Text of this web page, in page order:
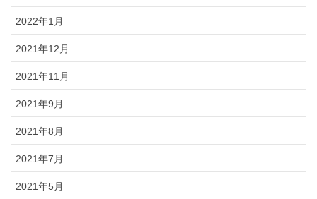
2022年1月
2021年12月
2021年11月
2021年9月
2021年8月
2021年7月
2021年5月